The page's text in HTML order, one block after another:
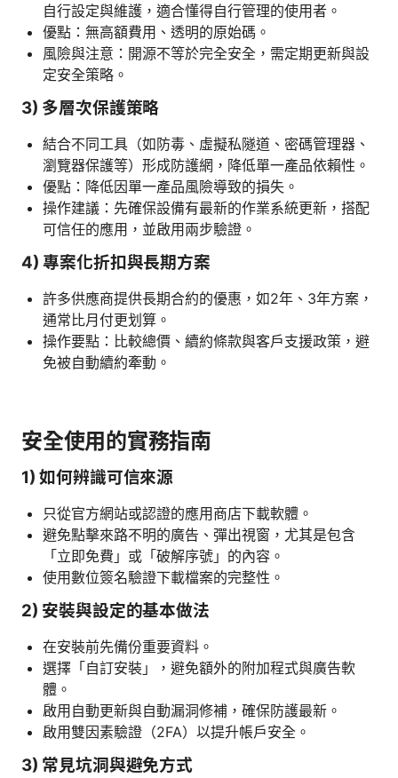
自行設定與維護，適合懂得自行管理的使用者。
優點：無高額費用、透明的原始碼。
風險與注意：開源不等於完全安全，需定期更新與設
定安全策略。
3) 多層次保護策略
結合不同工具（如防毒、虛擬私隧道、密碼管理器、
瀏覽器保護等）形成防護網，降低單一產品依賴性。
優點：降低因單一產品風險導致的損失。
操作建議：先確保設備有最新的作業系統更新，搭配
可信任的應用，並啟用兩步驗證。
4) 專案化折扣與長期方案
許多供應商提供長期合約的優惠，如2年、3年方案，
通常比月付更划算。
操作要點：比較總價、續約條款與客戶支援政策，避
免被自動續約牽動。
安全使用的實務指南
1) 如何辨識可信來源
只從官方網站或認證的應用商店下載軟體。
避免點擊來路不明的廣告、彈出視窗，尤其是包含
「立即免費」或「破解序號」的內容。
使用數位簽名驗證下載檔案的完整性。
2) 安裝與設定的基本做法
在安裝前先備份重要資料。
選擇「自訂安裝」，避免額外的附加程式與廣告軟
體。
啟用自動更新與自動漏洞修補，確保防護最新。
啟用雙因素驗證（2FA）以提升帳戶安全。
3) 常見坑洞與避免方式